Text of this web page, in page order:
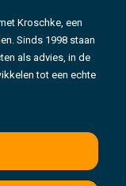
Kroschke, een
Sinds 1998 staan
als advies, in de
tot een echte